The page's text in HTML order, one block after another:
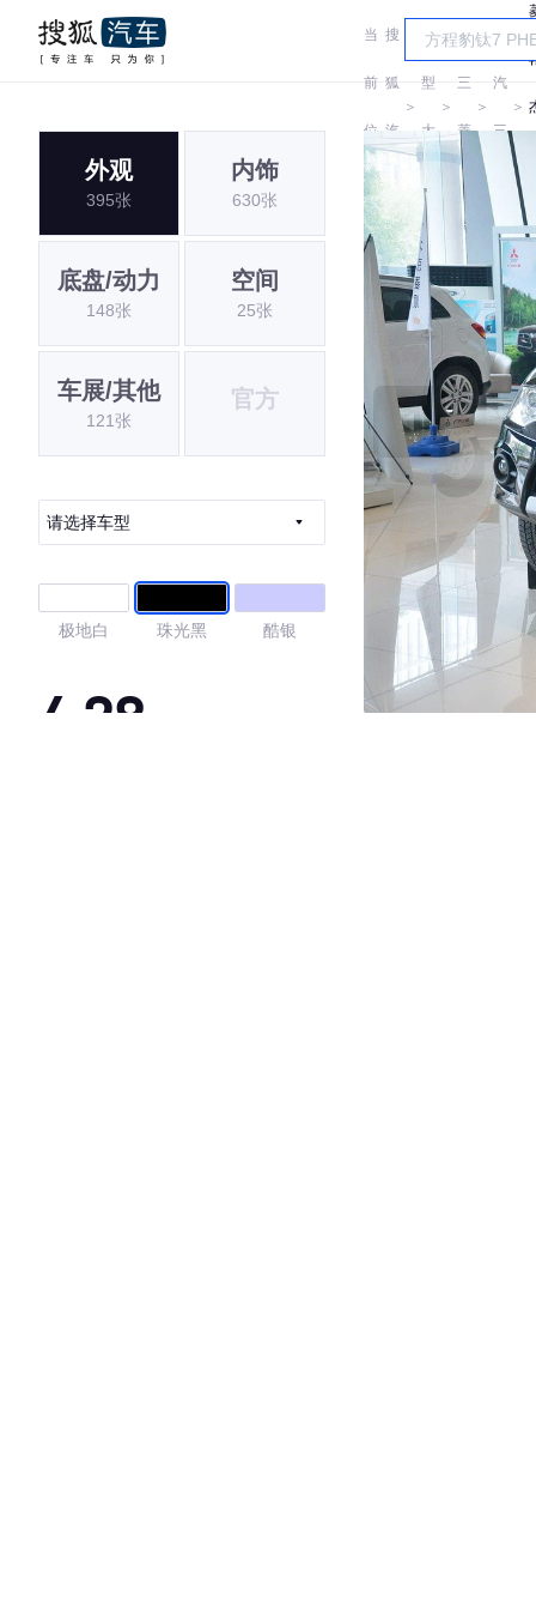
当
前
位
置:
搜
狐
汽
＞
车
型
大
＞
三
菱
＞
广
汽
三
＞
外观
395张
内饰
630张
底盘/动力
148张
空间
25张
车展/其他
121张
官方
请选择车型
极地白 珠光黑 酷银
4.28